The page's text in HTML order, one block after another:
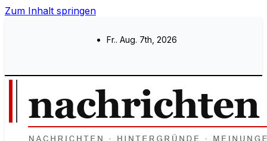
Zum Inhalt springen
Fr.. Aug. 7th, 2026